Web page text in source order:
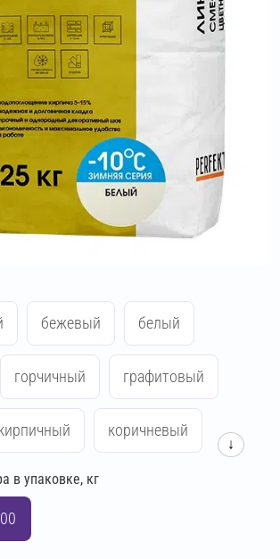
бежевый белый
горчичный графитовый
коричневый
кремово-бежевый
↓
в упаковке, кг